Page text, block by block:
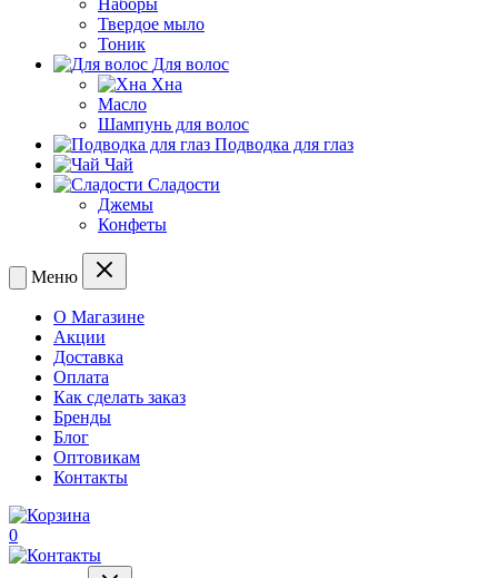
Наборы
Твердое мыло
Тоник
Для волос
Хна
Масло
Шампунь для волос
Подводка для глаз
Чай
Сладости
Джемы
Конфеты
Меню
О Магазине
Акции
Доставка
Оплата
Как сделать заказ
Бренды
Блог
Оптовикам
Контакты
0